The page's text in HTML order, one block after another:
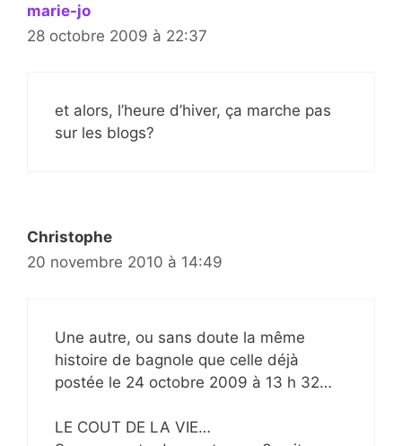
marie-jo
28 octobre 2009 à 22:37
et alors, l’heure d’hiver, ça marche pas
sur les blogs?
Christophe
20 novembre 2010 à 14:49
Une autre, ou sans doute la même
histoire de bagnole que celle déjà
postée le 24 octobre 2009 à 13 h 32…
LE COUT DE LA VIE…